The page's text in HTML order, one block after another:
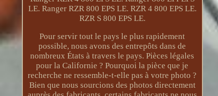
LE. Ranger RZR 800 EPS LE. RZR 4 800 EPS LE.
RZR S 800 EPS LE.
Pour servir tout le pays le plus rapidement
possible, nous avons des entrepôts dans de
nombreux États à travers le pays. Pièces légales
pour la Californie ? Pourquoi la pièce que je
recherche ne ressemble-t-elle pas à votre photo ?
Bien que nous sourcions des photos directement